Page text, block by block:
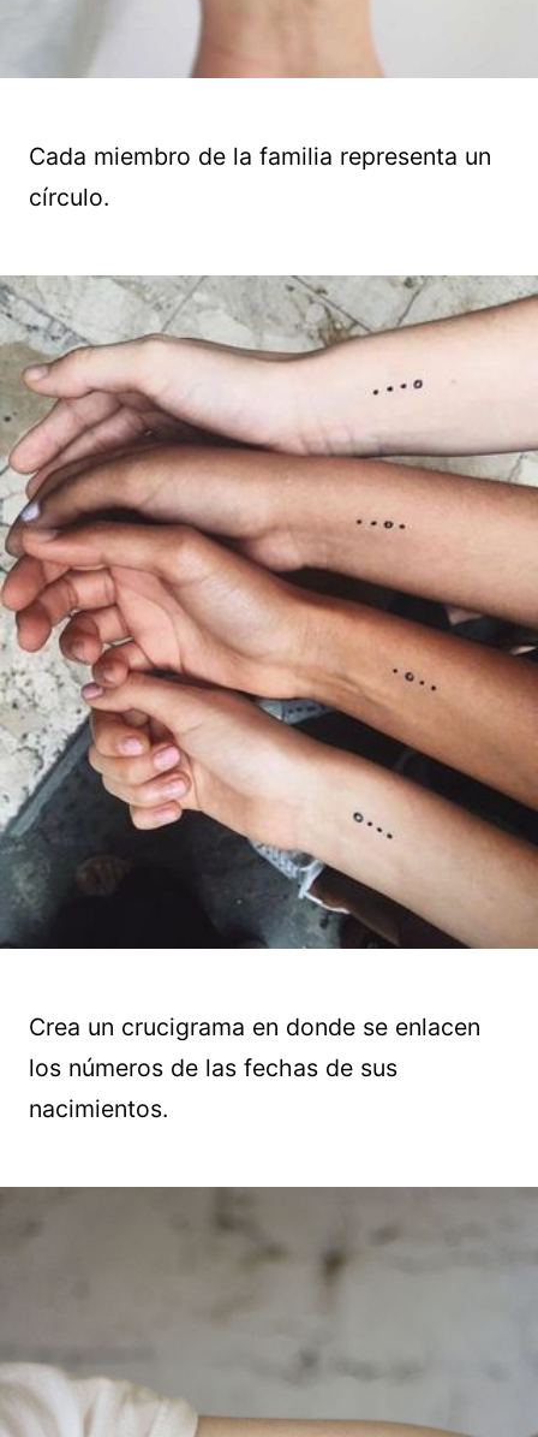
Cada miembro de la familia representa un
círculo.
Crea un crucigrama en donde se enlacen
los números de las fechas de sus
nacimientos.